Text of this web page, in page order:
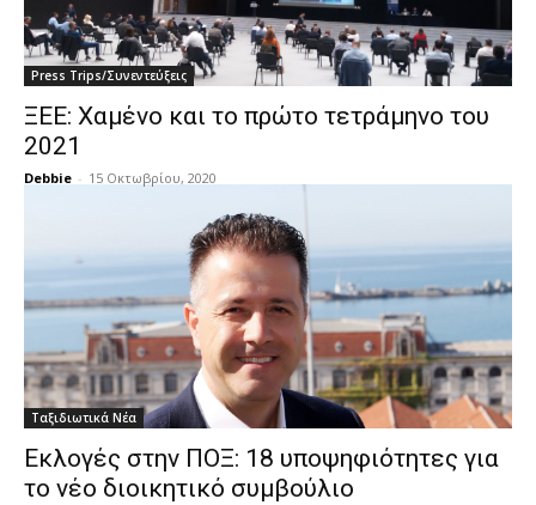
Press Trips/Συνεντεύξεις
ΞΕΕ: Χαμένο και το πρώτο τετράμηνο του
2021
Debbie - 15 Οκτωβρίου, 2020
Ταξιδιωτικά Νέα
Εκλογές στην ΠΟΞ: 18 υποψηφιότητες για
το νέο διοικητικό συμβούλιο